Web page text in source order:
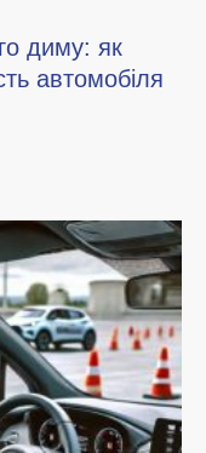
диму: як
автомобіля